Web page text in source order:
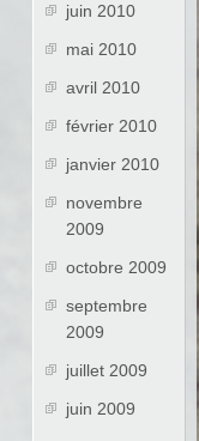
juin 2010
mai 2010
avril 2010
février 2010
janvier 2010
novembre
2009
octobre 2009
septembre
2009
juillet 2009
juin 2009